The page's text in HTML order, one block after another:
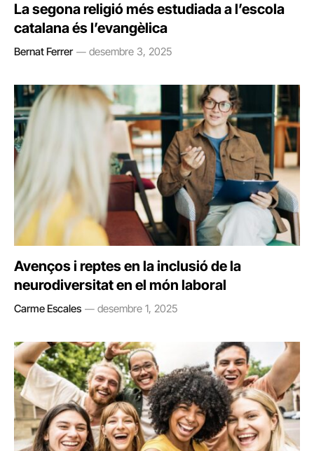
La segona religió més estudiada a l’escola
catalana és l’evangèlica
Bernat Ferrer desembre 3, 2025
Avenços i reptes en la inclusió de la
neurodiversitat en el món laboral
Carme Escales desembre 1, 2025